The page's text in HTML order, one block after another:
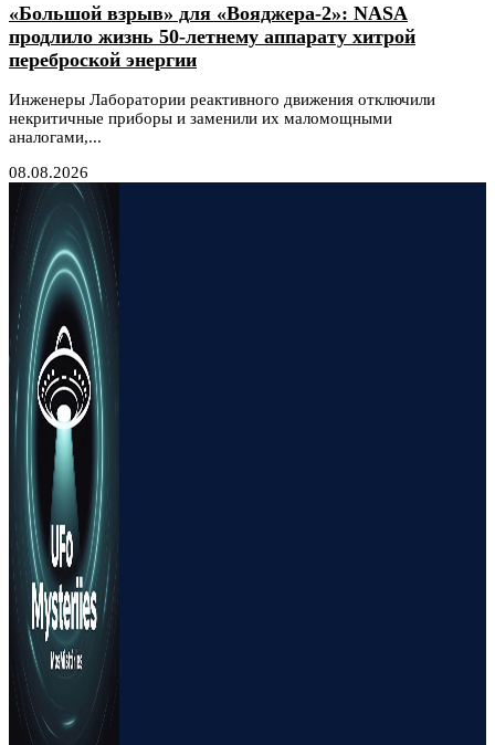
«Большой взрыв» для «Вояджера-2»: NASA
продлило жизнь 50-летнему аппарату хитрой
переброской энергии
Инженеры Лаборатории реактивного движения отключили
некритичные приборы и заменили их маломощными
аналогами,...
08.08.2026